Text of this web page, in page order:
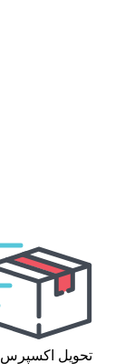
تحویل اکسپرس